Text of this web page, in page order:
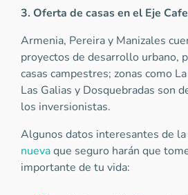
3. Oferta de casas en el Eje
Armenia, Pereira y Manizales
proyectos de desarrollo urbano,
casas campestres; zonas como
Las Galias y Dosquebradas son
los inversionistas.
Algunos datos interesantes de
nuevaque seguro harán que
importante de tu vida: